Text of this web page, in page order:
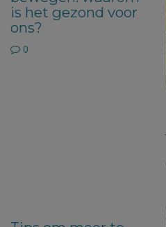
is het gezond voor
ons?
0